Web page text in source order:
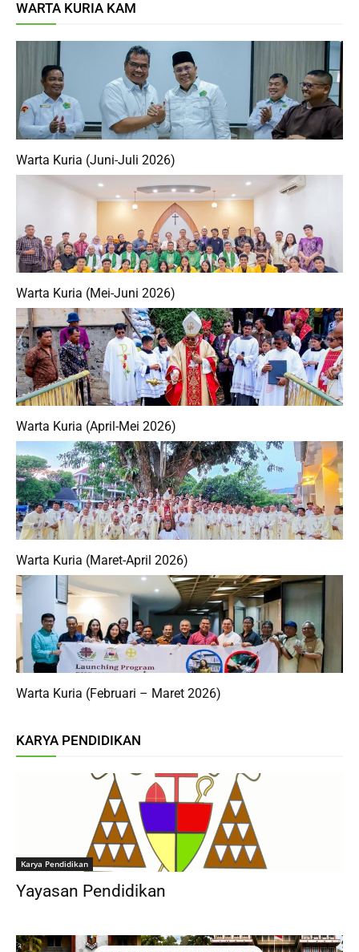
Warta Kuria (Juni-Juli 2026)
Warta Kuria (Mei-Juni 2026)
Warta Kuria (April-Mei 2026)
Warta Kuria (Maret-April 2026)
Warta Kuria (Februari – Maret 2026)
Yayasan Pendidikan